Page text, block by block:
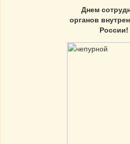
Днем
органов
России!